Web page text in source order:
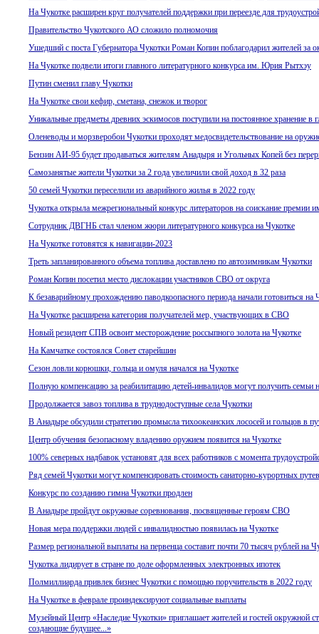
На Чукотке расширен круг получателей поддержки при переезде для
Правительство Чукотского АО сложило полномочия
Ушедший с поста Губернатора Чукотки Роман Копин поблагодарил жителей за
На Чукотке подвели итоги главного литературного конкурса им. Юрия Рытхэу
Путин сменил главу Чукотки
На Чукотке свои кефир, сметана, снежок и творог
Уникальные предметы древних эскимосов поступили на постоянное хранение в
Оленеводы и морзверобои Чукотки проходят медосвидетельствование на
Бензин АИ-95 будет продаваться жителям Анадыря и Угольных Копей без
Самозанятые жители Чукотки за 2 года увеличили свой доход в 32 раза
50 семей Чукотки переселили из аварийного жилья в 2022 году
Чукотка открыла межрегиональный конкурс литераторов на соискание
Сотрудник ДВГНБ стал членом жюри литературного конкурса на Чукотке
На Чукотке готовятся к навигации-2023
Треть запланированного объема топлива доставлено по автозимникам Чукотки
Роман Копин посетил место дислокации участников СВО от округа
К безаварийному прохождению паводкоопасного периода начали готовиться на
На Чукотке расширена категория получателей мер, участвующих в СВО
Новый резидент СПВ освоит месторождение россыпного золота на Чукотке
На Камчатке состоялся Совет старейшин
Сезон ловли корюшки, гольца и омуля начался на Чукотке
Полную компенсацию за реабилитацию детей-инвалидов могут получить семьи
Продолжается завоз топлива в труднодоступные села Чукотки
В Анадыре обсудили стратегию промысла тихоокеанских лососей и гольцов в
Центр обучения безопасному владению оружием появится на Чукотке
100% северных надбавок установят для всех работников с момента
Ряд семей Чукотки могут компенсировать стоимость санаторно-курортных
Конкурс по созданию гимна Чукотки продлен
В Анадыре пройдут окружные соревнования, посвященные героям СВО
Новая мера поддержки людей с инвалидностью появилась на Чукотке
Размер региональной выплаты на первенца составит почти 70 тысяч рублей на
Чукотка лидирует в стране по доле оформленных электронных ипотек
Полмиллиарда привлек бизнес Чукотки с помощью поручительств в 2022 году
На Чукотке в феврале проиндексируют социальные выплаты
Музейный Центр «Наследие Чукотки» приглашает жителей и гостей окружной
создающие будущее...»